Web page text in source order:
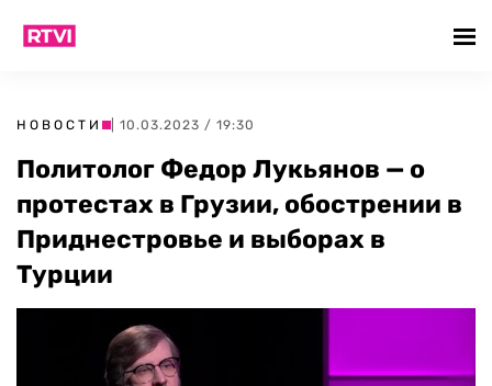
НОВОСТИ | 10.03.2023 / 19:30
Политолог Федор Лукьянов — о
протестах в Грузии, обострении в
Приднестровье и выборах в
Турции